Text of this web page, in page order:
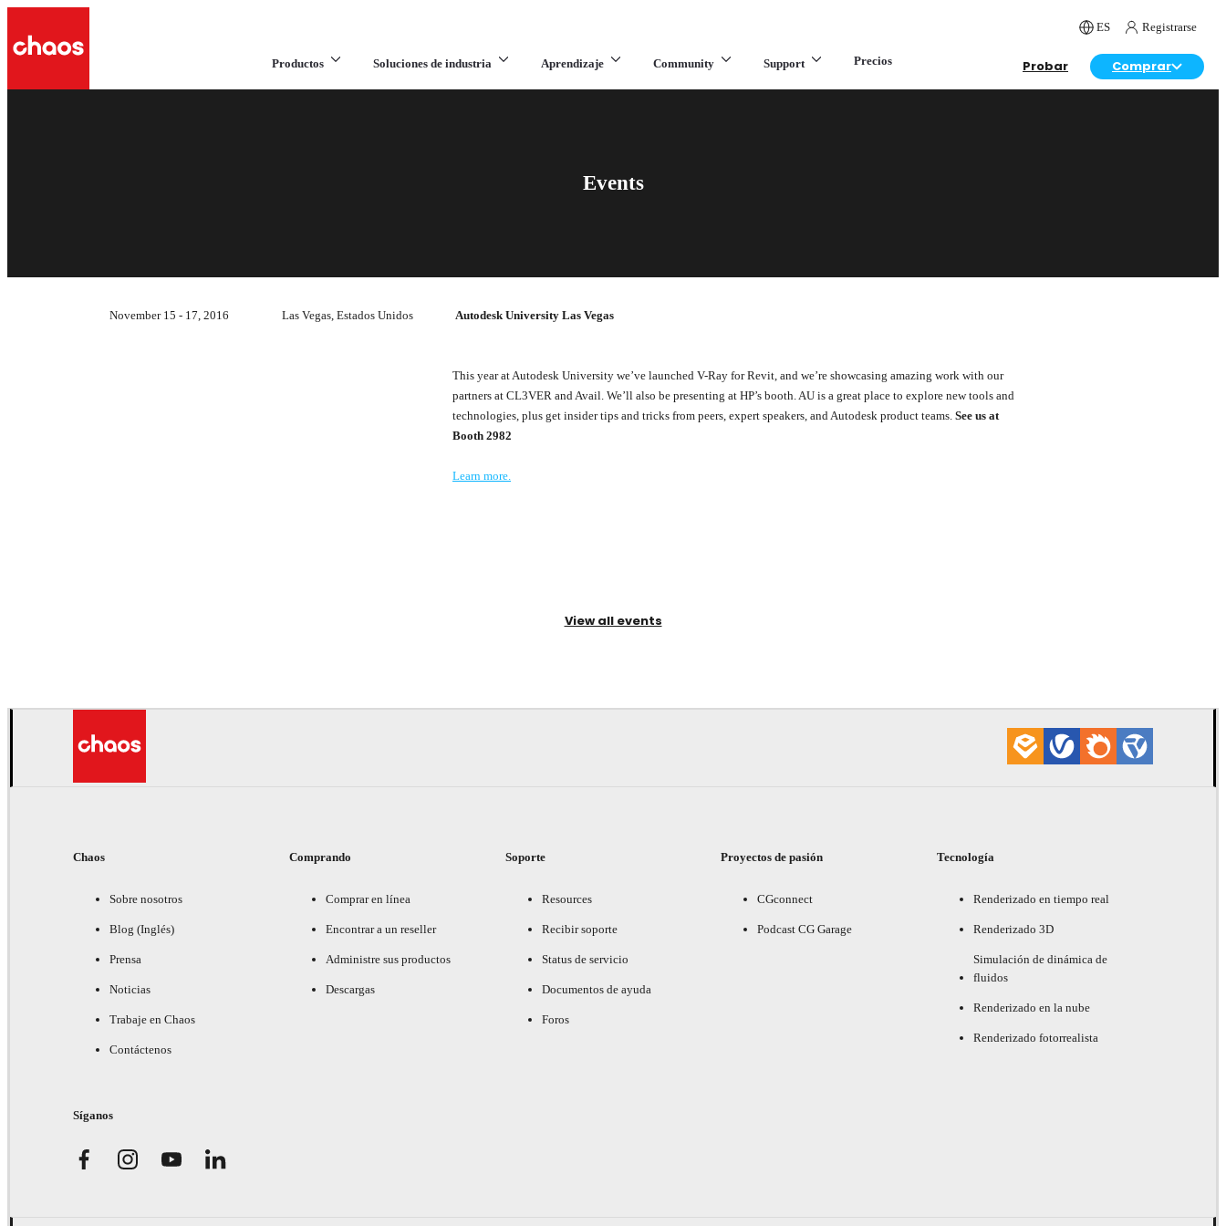
ES Registrarse
Productos Soluciones de industria Aprendizaje Community Support Precios Probar Comprar
Events
November 15 - 17, 2016 Las Vegas, Estados Unidos Autodesk University Las Vegas
This year at Autodesk University we’ve launched V-Ray for Revit, and we’re showcasing amazing work with our
partners at CL3VER and Avail. We’ll also be presenting at HP’s booth. AU is a great place to explore new tools and
technologies, plus get insider tips and tricks from peers, expert speakers, and Autodesk product teams. See us at
Booth 2982​
Learn more.
View all events
Chaos
Sobre nosotros
Blog (Inglés)
Prensa
Noticias
Trabaje en Chaos
Contáctenos
Comprando
Comprar en línea
Encontrar a un reseller
Administre sus productos
Descargas
Soporte
Resources
Recibir soporte
Status de servicio
Documentos de ayuda
Foros
Proyectos de pasión
CGconnect
Podcast CG Garage
Tecnología
Renderizado en tiempo real
Renderizado 3D
Simulación de dinámica de
fluidos
Renderizado en la nube
Renderizado fotorrealista
Síganos